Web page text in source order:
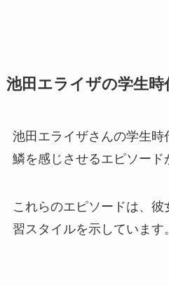
池田エライザの学生時
池田エライザさんの学生
鱗を感じさせるエピソード
これらのエピソードは、
習スタイルを示しています。